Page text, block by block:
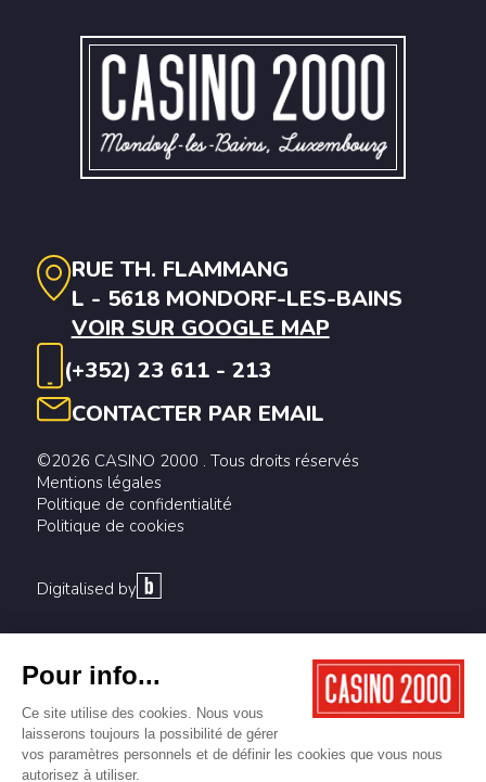
RUE TH. FLAMMANG
L - 5618 MONDORF-LES-BAINS
VOIR SUR GOOGLE MAP
(+352) 23 611 - 213
CONTACTER PAR EMAIL
©2026 CASINO 2000 . Tous droits réservés
Mentions légales
Politique de confidentialité
Politique de cookies
Digitalised by